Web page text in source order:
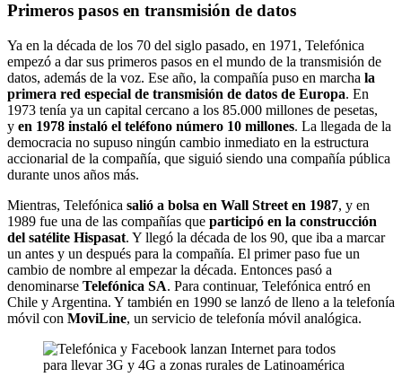
Primeros pasos en transmisión de datos
Ya en la década de los 70 del siglo pasado, en 1971, Telefónica
empezó a dar sus primeros pasos en el mundo de la transmisión de
datos, además de la voz. Ese año, la compañía puso en marcha la
primera red especial de transmisión de datos de Europa. En
1973 tenía ya un capital cercano a los 85.000 millones de pesetas,
y en 1978 instaló el teléfono número 10 millones. La llegada de la
democracia no supuso ningún cambio inmediato en la estructura
accionarial de la compañía, que siguió siendo una compañía pública
durante unos años más.
Mientras, Telefónica salió a bolsa en Wall Street en 1987, y en
1989 fue una de las compañías que participó en la construcción
del satélite Hispasat. Y llegó la década de los 90, que iba a marcar
un antes y un después para la compañía. El primer paso fue un
cambio de nombre al empezar la década. Entonces pasó a
denominarse Telefónica SA. Para continuar, Telefónica entró en
Chile y Argentina. Y también en 1990 se lanzó de lleno a la telefonía
móvil con MoviLine, un servicio de telefonía móvil analógica.